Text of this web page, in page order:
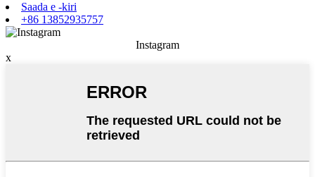
Saada e -kiri
+86 13852935757
Instagram
x